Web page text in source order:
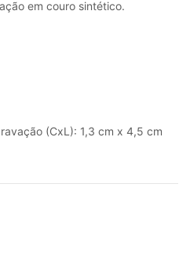
em couro sintético.
(CxL): 1,3 cm x 4,5 cm